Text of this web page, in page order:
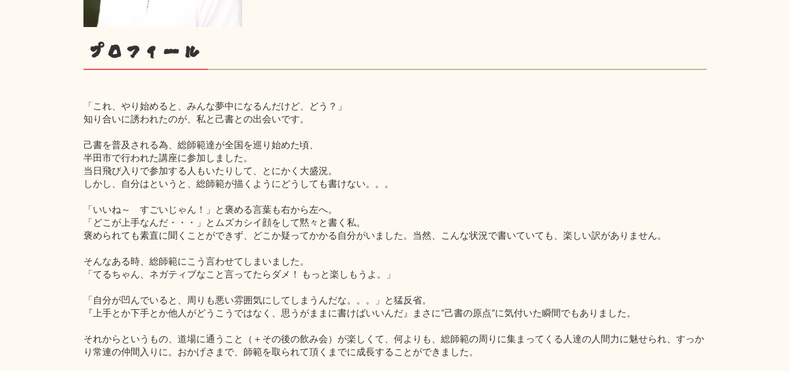
プロフィール
「これ、やり始めると、みんな夢中になるんだけど、どう？」
知り合いに誘われたのが、私と己書との出会いです。
己書を普及される為、総師範達が全国を巡り始めた頃、
半田市で行われた講座に参加しました。
当日飛び入りで参加する人もいたりして、とにかく大盛況。
しかし、自分はというと、総師範が描くようにどうしても書けない。。。
「いいね～ すごいじゃん！」と褒める言葉も右から左へ。
「どこが上手なんだ・・・」とムズカシイ顔をして黙々と書く私。
褒められても素直に聞くことができず、どこか疑ってかかる自分がいました。当然、こんな状況で書いていても、楽しい訳がありません。
そんなある時、総師範にこう言わせてしまいました。
「てるちゃん、ネガティブなこと言ってたらダメ！ もっと楽しもうよ。」
「自分が凹んでいると、周りも悪い雰囲気にしてしまうんだな。。。」と猛反省。
『上手とか下手とか他人がどうこうではなく、思うがままに書けばいいんだ』まさに”己書の原点”に気付いた瞬間でもありました。
それからというもの、道場に通うこと（＋その後の飲み会）が楽しくて、何よりも、総師範の周りに集まってくる人達の人間力に魅せられ、すっか
り常連の仲間入りに。おかげさまで、師範を取られて頂くまでに成長することができました。